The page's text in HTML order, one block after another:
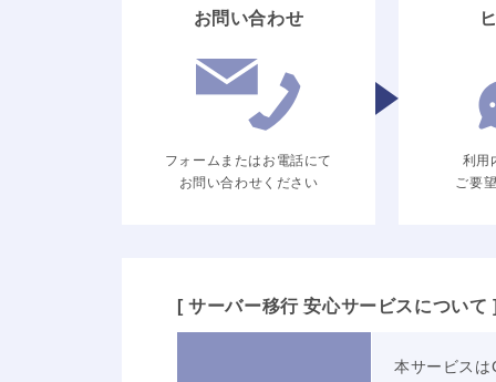
お問い合わせ
フォームまたはお電話にて
お問い合わせください
利用
ご要
[ サーバー移行 安心サービスについて
本サービス